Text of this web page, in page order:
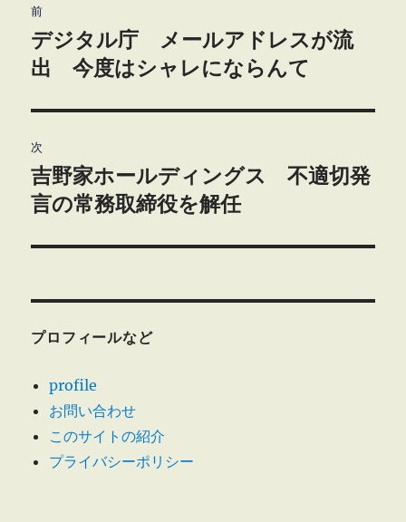
稿
ナ
ビ
ゲ
ー
ン
前
前
の
稿:
デジタル庁 メールアドレスが流
出 今度はシャレにならんて
次
次
の
稿:
吉野家ホールディングス 不適切発
言の常務取締役を解任
プロフィールなど
profile
お問い合わせ
このサイトの紹介
プライバシーポリシー